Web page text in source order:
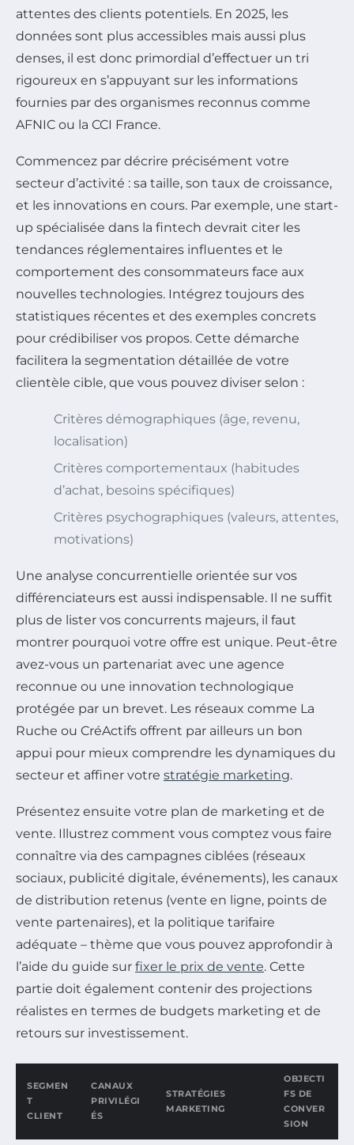
attentes des clients potentiels. En 2025, les
données sont plus accessibles mais aussi plus
denses, il est donc primordial d’effectuer un tri
rigoureux en s’appuyant sur les informations
fournies par des organismes reconnus comme
AFNIC ou la CCI France.
Commencez par décrire précisément votre
secteur d’activité : sa taille, son taux de croissance,
et les innovations en cours. Par exemple, une start-
up spécialisée dans la fintech devrait citer les
tendances réglementaires influentes et le
comportement des consommateurs face aux
nouvelles technologies. Intégrez toujours des
statistiques récentes et des exemples concrets
pour crédibiliser vos propos. Cette démarche
facilitera la segmentation détaillée de votre
clientèle cible, que vous pouvez diviser selon :
Critères démographiques (âge, revenu,
localisation)
Critères comportementaux (habitudes
d’achat, besoins spécifiques)
Critères psychographiques (valeurs, attentes,
motivations)
Une analyse concurrentielle orientée sur vos
différenciateurs est aussi indispensable. Il ne suffit
plus de lister vos concurrents majeurs, il faut
montrer pourquoi votre offre est unique. Peut-être
avez-vous un partenariat avec une agence
reconnue ou une innovation technologique
protégée par un brevet. Les réseaux comme La
Ruche ou CréActifs offrent par ailleurs un bon
appui pour mieux comprendre les dynamiques du
secteur et affiner votre stratégie marketing.
Présentez ensuite votre plan de marketing et de
vente. Illustrez comment vous comptez vous faire
connaître via des campagnes ciblées (réseaux
sociaux, publicité digitale, événements), les canaux
de distribution retenus (vente en ligne, points de
vente partenaires), et la politique tarifaire
adéquate – thème que vous pouvez approfondir à
l’aide du guide sur fixer le prix de vente. Cette
partie doit également contenir des projections
réalistes en termes de budgets marketing et de
retours sur investissement.
SEGMEN
T
CLIENT
CANAUX
PRIVILÉGI
ÉS
STRATÉGIES
MARKETING
OBJECTI
FS DE
CONVER
SION